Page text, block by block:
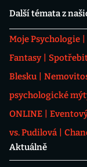
Další témata z
Moje Psychologie
Fantasy
Blesku
psychologické
ONLINE
vs. Pudilová
Aktuálně